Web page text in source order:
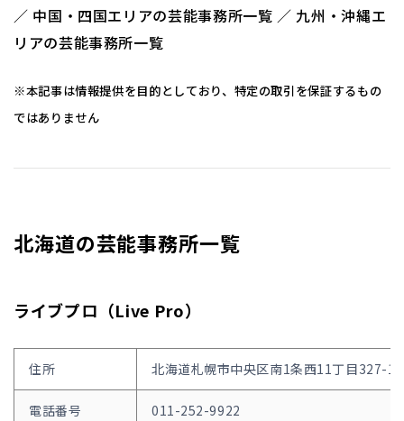
／ 中国・四国エリアの芸能事務所一覧 ／ 九州・沖縄エ
リアの芸能事務所一覧
※本記事は情報提供を目的としており、特定の取引を保証するもの
ではありません
北海道の芸能事務所一覧
ライブプロ（Live Pro）
住所 北海道札幌市中央区南1条西11丁目327-
電話番号 011-252-9922